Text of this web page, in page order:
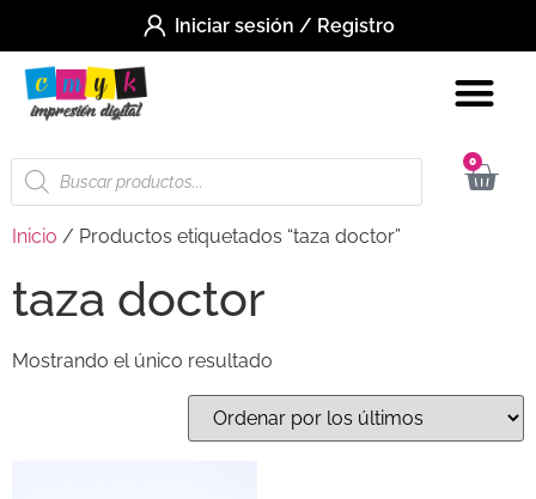
Iniciar sesión / Registro
0
Inicio / Productos etiquetados “taza doctor”
taza doctor
Mostrando el único resultado